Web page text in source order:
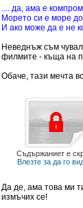
.... да, ама е
Морето си е море
И ако може да е не
Неведнъж съм
филмите - къща на
Обаче, тази мечта
Съдържаниет е
Влезте за да го
Да де, ама това ми
измъчих се!